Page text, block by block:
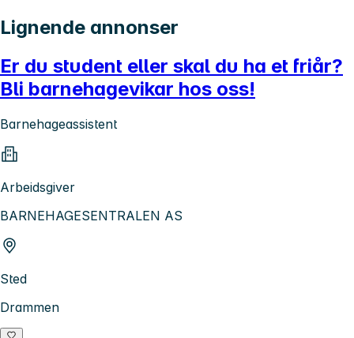
Lignende annonser
Er du student eller skal du ha et friår?
Bli barnehagevikar hos oss!
Barnehageassistent
Arbeidsgiver
BARNEHAGESENTRALEN AS
Sted
Drammen